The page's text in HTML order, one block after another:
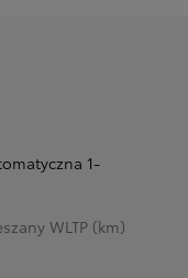
1-
WLTP (km)